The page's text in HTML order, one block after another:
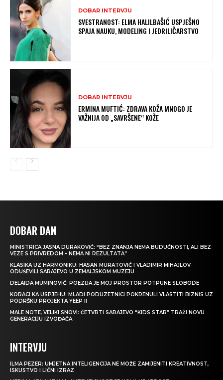
DOBAR INTERVJU
SVESTRANOST: ELMA HALILBAŠIĆ USPJEŠNO
SPAJA NAUKU, MODELING I JEDRILIČARSTVO
DOBAR INTERVJU
ERMINA MUFTIĆ: ZDRAVA KOŽA MNOGO JE
VAŽNIJA OD „SAVRŠENE“ KOŽE
DOBAR DAN
MINISTRICA JASNA DURAKOVIĆ: “BEZ ZNANJA NEMA BUDUĆNOSTI, ALI BEZ
VEZE S PRIVREDOM – NEMA NI REZULTATA”
KLASIKA UZ HARMONIKU: HASAN MURATOVIĆ I VLADIMIR MIHAJLOV
ODUŠEVILI SARAJEVO U ZEMALJSKOM MUZEJU
DELAIDA MUMINOVIĆ: POEZIJA JE MOJ PROSTOR POTPUNE SLOBODE
KORACI KA USPJEHU: MLADI PODUZETNICI POKRENULI VLASTITI BIZNIS UZ
PODRŠKU PROJEKTA YEEP II
MALE NOTE, VELIKI SNOVI: ČETVRTI SARAJEVO “KIDS STAR” TRAŽI NOVU
GENERACIJU IZVOĐAČA
INTERVJU
ILMA PEZER: UMJETNA INTELIGENCIJA NE MOŽE ZAMIJENITI KREATIVNOST,
ISKUSTVO I LIČNI IZRAZ